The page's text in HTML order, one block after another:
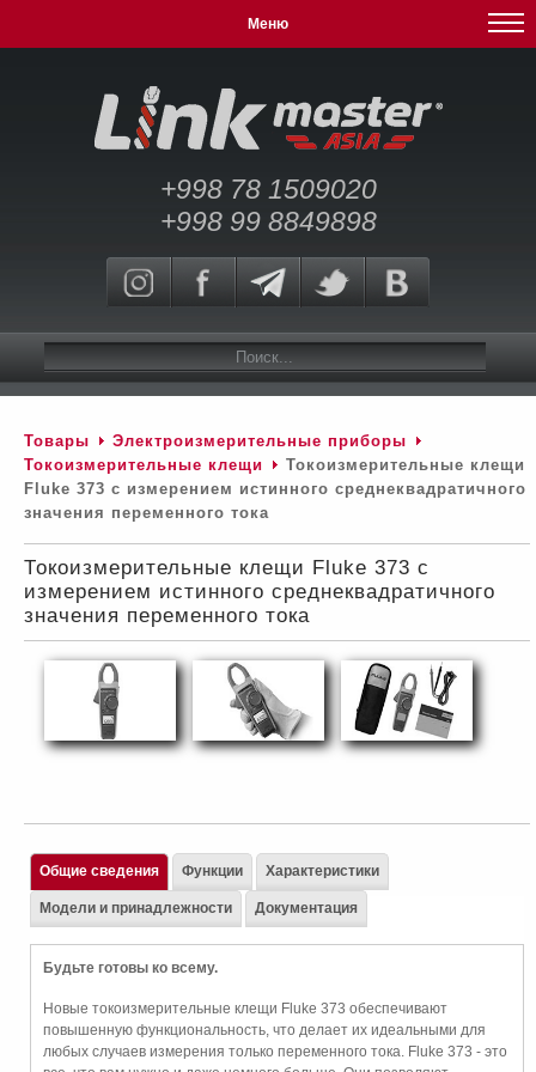
Меню
+998 78 1509020
+998 99 8849898
Товары
Электроизмерительные приборы
Токоизмерительные клещи
Токоизмерительные клещи
Fluke 373 с измерением истинного среднеквадратичного
значения переменного тока
Токоизмерительные клещи Fluke 373 с
измерением истинного среднеквадратичного
значения переменного тока
Общие сведения
Будьте готовы ко всему.
Новые токоизмерительные клещи Fluke 373 обеспечивают
повышенную функциональность, что делает их идеальными для
любых случаев измерения только переменного тока. Fluke 373 - это
Функции Характеристики
Модели и принадлежности Документация